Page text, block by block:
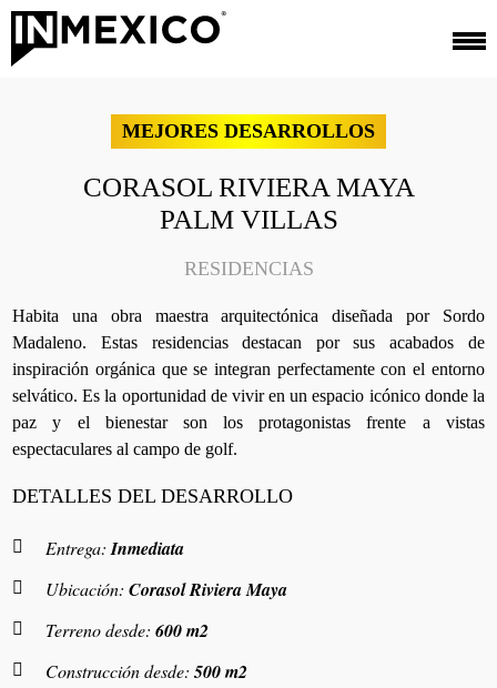
MEJORES DESARROLLOS
CORASOL RIVIERA MAYA
PALM VILLAS
RESIDENCIAS
Habita una obra maestra arquitectónica diseñada por Sordo
Madaleno. Estas residencias destacan por sus acabados de
inspiración orgánica que se integran perfectamente con el entorno
selvático. Es la oportunidad de vivir en un espacio icónico donde la
paz y el bienestar son los protagonistas frente a vistas
espectaculares al campo de golf.
DETALLES DEL DESARROLLO
Entrega:Inmediata
Ubicación:Corasol Riviera Maya
Terreno desde:600 m2
Construcción desde:500 m2